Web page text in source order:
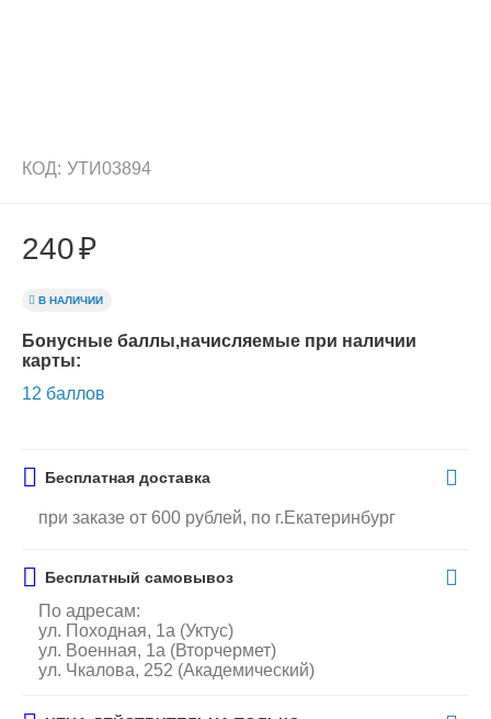
КОД: УТИ03894
240₽
В НАЛИЧИИ
Бонусные баллы,начисляемые при наличии
карты:
12 баллов
Бесплатная доставка
при заказе от 600 рублей, по г.Екатеринбург
Бесплатный самовывоз
По адресам:
ул. Походная, 1а (Уктус)
ул. Военная, 1а (Вторчермет)
ул. Чкалова, 252 (Академический)